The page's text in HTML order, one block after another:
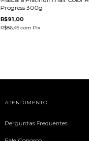
Progress 300g
R$91,00
R$86,45com Pix
ATENDIMENTO
Perguntas Frequentes